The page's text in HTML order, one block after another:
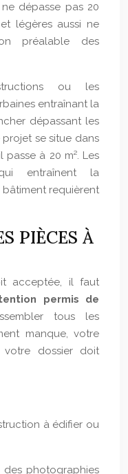
dépasse pas 20
légères aussi ne
préalable des
ou les
entraînant la
dépassant les
projet se situe dans
à 20 m². Les
entraînent la
requièrent
PIÈCES À
acceptée, il faut
permis de
tous les
manque, votre
votre dossier doit
à édifier ou
photographies